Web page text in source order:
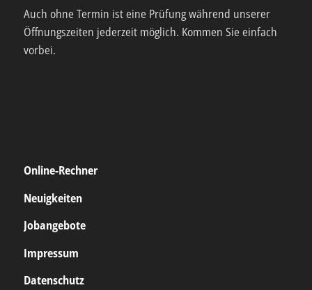
Auch ohne Termin ist eine Prüfung während unserer
Öffnungszeiten jederzeit möglich. Kommen Sie einfach
vorbei.
Online-Rechner
Neuigkeiten
Jobangebote
Impressum
Datenschutz